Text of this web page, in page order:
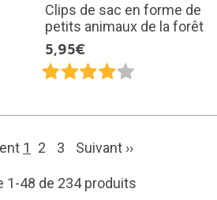
Clips de sac en forme de
petits animaux de la forêt
5,95€
1 2 3 Suivant ››
1-48 de 234 produits